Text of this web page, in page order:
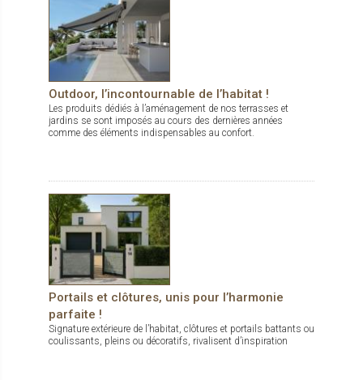
Outdoor, l’incontournable de l’habitat !
Les produits dédiés à l’aménagement de nos terrasses et
jardins se sont imposés au cours des dernières années
comme des éléments indispensables au confort.
Portails et clôtures, unis pour l’harmonie
parfaite !
Signature extérieure de l’habitat, clôtures et portails battants ou
coulissants, pleins ou décoratifs, rivalisent d’inspiration